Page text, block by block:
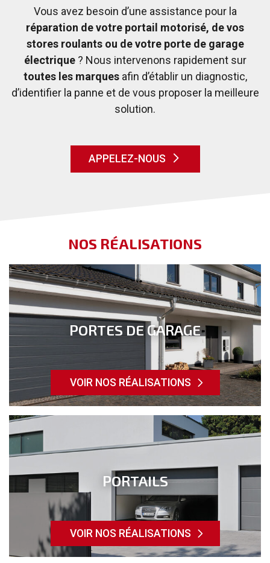
Vous avez besoin d’une assistance pour la
réparation de votre portail motorisé, de vos
stores roulants ou de votre porte de garage
électrique? Nous intervenons rapidement sur
toutes les marquesafin d’établir un diagnostic,
d’identifier la panne et de vous proposer la meilleure
solution.
APPELEZ-NOUS
04 50 52 24 11
NOS RÉALISATIONS
PORTES DE GARAGE
VOIR NOS RÉALISATIONS
PORTAILS
VOIR NOS RÉALISATIONS